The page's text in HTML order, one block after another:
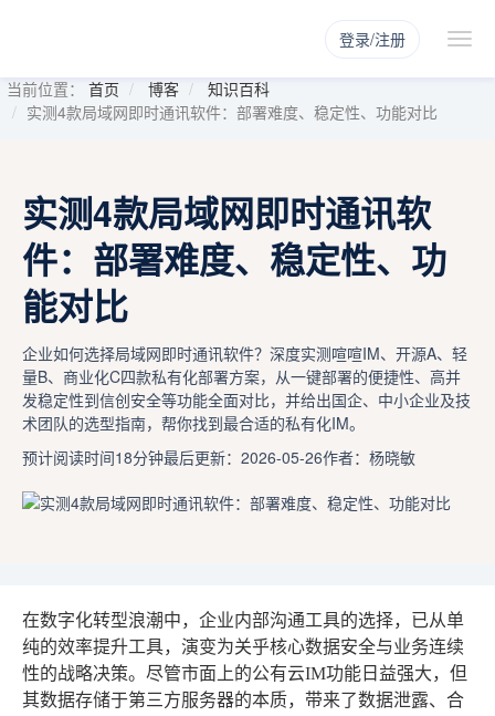
登录/注册
当前位置： 首页 博客
知识百科
实测4款局域网即时通讯软件：部署难度、稳定性、功能对比
实测4款局域网即时通讯软
件：部署难度、稳定性、功
能对比
企业如何选择局域网即时通讯软件？深度实测喧喧IM、开源A、轻
量B、商业化C四款私有化部署方案，从一键部署的便捷性、高并
发稳定性到信创安全等功能全面对比，并给出国企、中小企业及技
术团队的选型指南，帮你找到最合适的私有化IM。
预计阅读时间18分钟最后更新：2026-05-26作者：杨晓敏
在数字化转型浪潮中，企业内部沟通工具的选择，已从单
纯的效率提升工具，演变为关乎核心数据安全与业务连续
性的战略决策。尽管市面上的公有云IM功能日益强大，但
其数据存储于第三方服务器的本质，带来了数据泄露、合